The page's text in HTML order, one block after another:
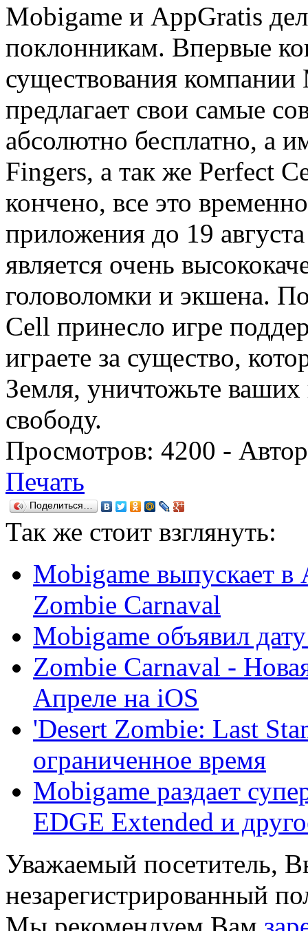
Mobigame и AppGratis
поклонникам. Впервые
существования
предлагает свои самые
абсолютно бесплатно, а
Fingers, а так же Perfect
кончено, все это
приложения до 19
является очень
головоломки и экшена.
Cell принесло игре
играете за существо,
Земля, уничтожьте ваших
свободу.
Просмотров: 4200 -
Печать
Поделиться…
Так же стоит взглянуть:
Mobigame выпускает
Zombie Carnaval
Mobigame объявил
Zombie Carnaval -
Апреле на iOS
'Desert Zombie: Last
ограниченное время
Mobigame раздает
EDGE Extended и
Уважаемый посетитель,
незарегистрированный